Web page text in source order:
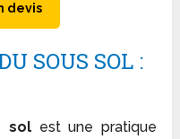
devis
SOUS SOL :
sol est une pratique